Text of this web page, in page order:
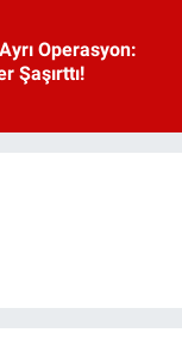
Operasyon:
Şaşırttı!